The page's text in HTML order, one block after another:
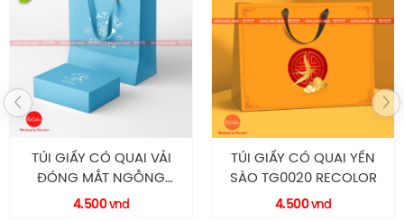
Thông Số Kỹ Thuật
Chi tiết
Kiểu dáng Túi chữ nhật dọc
TÚI GIẤY CÓ QUAI VẢI
ĐÓNG MẮT NGỖNG
TG0022 RECOLOR
4.500vnd
TÚI GIẤY CÓ QUAI YẾN
SÀO TG0020 RECOLOR
4.500vnd